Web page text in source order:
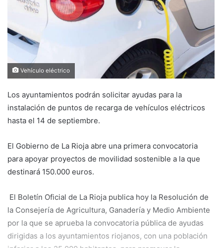
m
a
Vehículo eléctrico
‪Los ayuntamientos podrán solicitar ayudas para la
instalación de puntos de recarga de vehículos eléctricos
hasta el 14 de septiembre.‬
‪El Gobierno de La Rioja abre una primera convocatoria
para apoyar proyectos de movilidad sostenible a la que
destinará 150.000 euros.
‬ El Boletín Oficial de La Rioja publica hoy la Resolución de
la Consejería de Agricultura, Ganadería y Medio Ambiente
por la que se aprueba la convocatoria pública de ayudas
dirigidas a los ayuntamientos riojanos, con una población